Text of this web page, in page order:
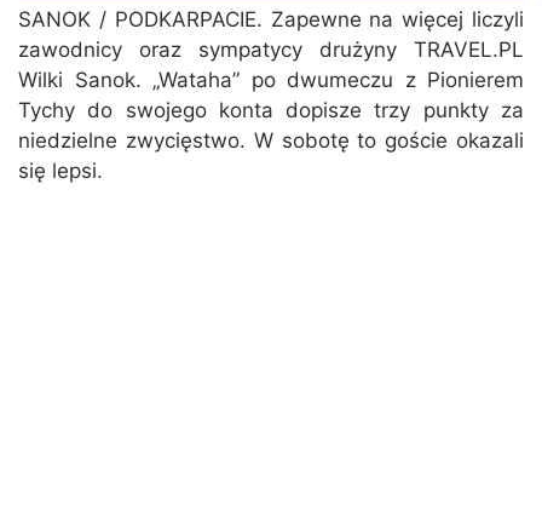
SANOK / PODKARPACIE. Zapewne na więcej liczyli
zawodnicy oraz sympatycy drużyny TRAVEL.PL
Wilki Sanok. „Wataha” po dwumeczu z Pionierem
Tychy do swojego konta dopisze trzy punkty za
niedzielne zwycięstwo. W sobotę to goście okazali
się lepsi.